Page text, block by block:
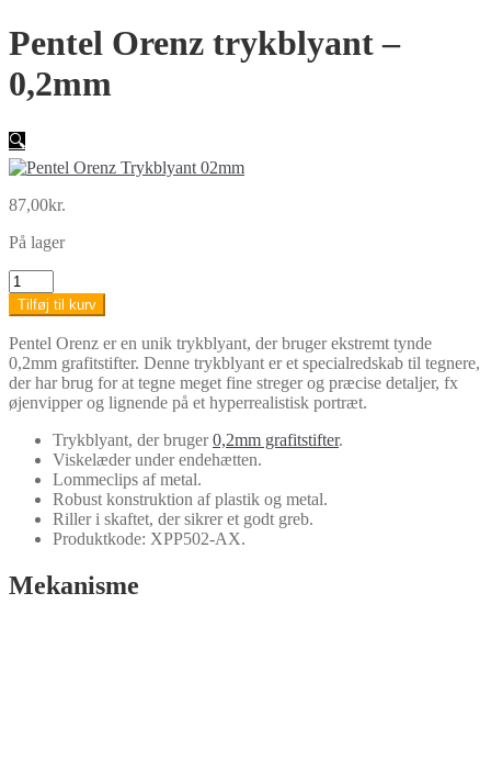
Pentel Orenz trykblyant –
0,2mm
🔍
87,00kr.
På lager
Pentel
Orenz
trykblyant
-
0,2mm
antal
Tilføj til kurv
Pentel Orenz er en unik trykblyant, der bruger ekstremt tynde
0,2mm grafitstifter. Denne trykblyant er et specialredskab til tegnere,
der har brug for at tegne meget fine streger og præcise detaljer, fx
øjenvipper og lignende på et hyperrealistisk portræt.
Trykblyant, der bruger0,2mm grafitstifter.
Viskelæder under endehætten.
Lommeclips af metal.
Robust konstruktion af plastik og metal.
Riller i skaftet, der sikrer et godt greb.
Produktkode: XPP502-AX.
Mekanisme